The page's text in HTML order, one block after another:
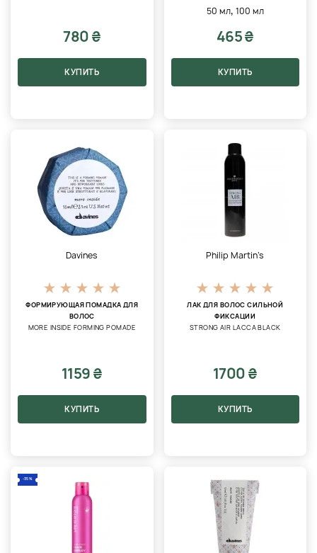
780 ₴
КУПИТЬ
50 мл, 100 мл
465 ₴
КУПИТЬ
Davines
ФОРМИРУЮЩАЯ ПОМАДКА ДЛЯ
ВОЛОС
MORE INSIDE FORMING POMADE
1159 ₴
КУПИТЬ
Philip Martin’s
ЛАК ДЛЯ ВОЛОС СИЛЬНОЙ
ФИКСАЦИИ
STRONG AIR LACCA BLACK
1700 ₴
КУПИТЬ
-35%